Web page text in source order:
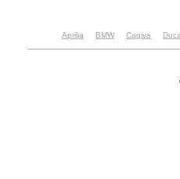
Aprilia BMW Cagiva